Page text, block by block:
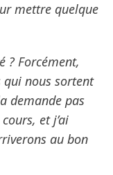
mettre quelque
? Forcément,
qui nous sortent
demande pas
et j’ai
au bon